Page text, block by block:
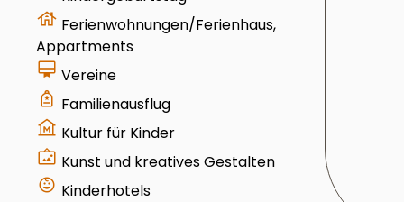
house Ferienwohnungen/Ferienhaus,
Appartments
card_membership Vereine
your_trips Familienausflug
museum Kultur für Kinder
wall_art Kunst und kreatives Gestalten
child_care Kinderhotels